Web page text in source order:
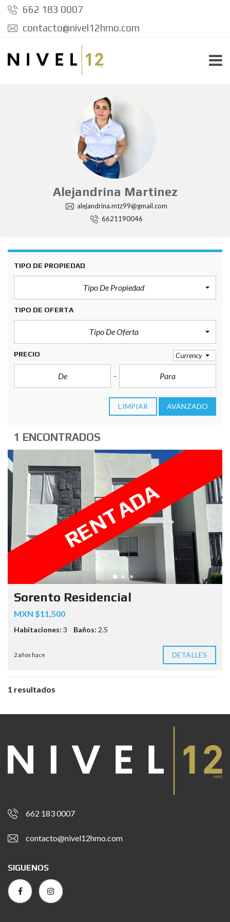
662 183 0007
contacto@nivel12hmo.com
Alejandrina Martinez
alejandrina.mtz99@gmail.com
6621190046
TIPO DE PROPIEDAD
Tipo De Propiedad
TIPO DE OFERTA
Tipo De Oferta
PRECIO Currency
LIMPIAR AVANZADO
1 ENCONTRADOS
RENTADA
Sorento Residencial
MXN $11,500
Habitaciones: 3 Baños: 2.5
2 años hace DETALLES
1 resultados
662 183 0007
contacto@nivel12hmo.com
SIGUENOS